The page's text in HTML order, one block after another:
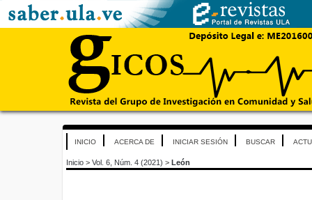
INICIO ACERCA DE INICIAR SESIÓN BUSCAR
Inicio > Vol. 6, Núm. 4 (2021) > León